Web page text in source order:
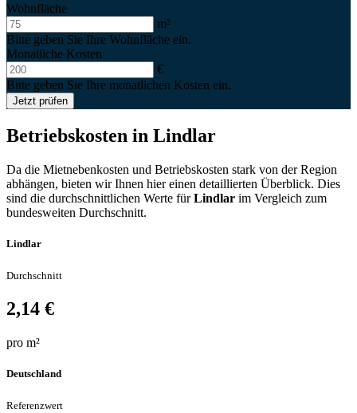
Wohnfläche
m²
Bitte geben Sie Ihre Wohnfläche ein.
Monatliche Kosten
€
Bitte geben Sie Ihre monatlichen Kosten ein.
Jetzt prüfen
Betriebskosten in Lindlar
Da die Mietnebenkosten und Betriebskosten stark von der Region
abhängen, bieten wir Ihnen hier einen detaillierten Überblick. Dies
sind die durchschnittlichen Werte fürLindlar im Vergleich zum
bundesweiten Durchschnitt.
Lindlar
Durchschnitt
2,14 €
pro m²
Deutschland
Referenzwert